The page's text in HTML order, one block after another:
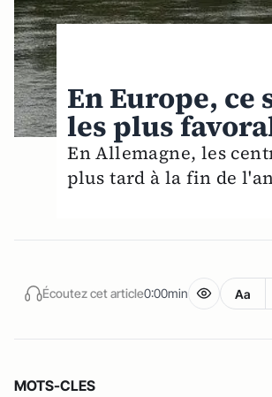
En Europe, ce
les plus
En Allemagne, les
plus tard à la fin de
Écoutez cet article0:00min Aa
MOTS-CLES